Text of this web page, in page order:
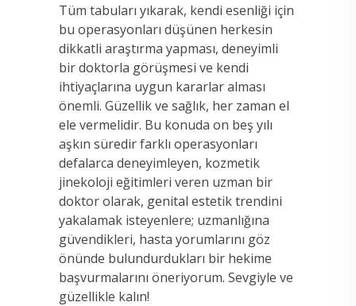
Tüm tabuları yıkarak, kendi esenliği için
bu operasyonları düşünen herkesin
dikkatli araştırma yapması, deneyimli
bir doktorla görüşmesi ve kendi
ihtiyaçlarına uygun kararlar alması
önemli. Güzellik ve sağlık, her zaman el
ele vermelidir. Bu konuda on beş yılı
aşkın süredir farklı operasyonları
defalarca deneyimleyen, kozmetik
jinekoloji eğitimleri veren uzman bir
doktor olarak, genital estetik trendini
yakalamak isteyenlere; uzmanlığına
güvendikleri, hasta yorumlarını göz
önünde bulundurdukları bir hekime
başvurmalarını öneriyorum. Sevgiyle ve
güzellikle kalın!